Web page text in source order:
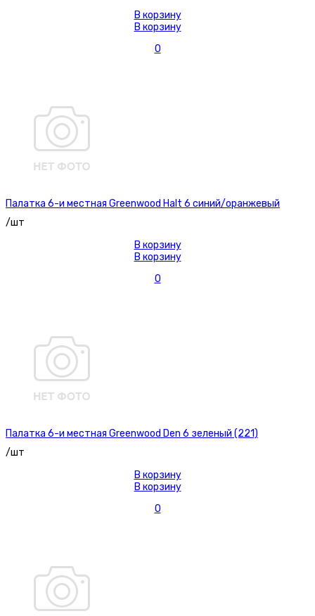
В корзину
В корзину
0
Палатка 6-и местная Greenwood Halt 6 синий/оранжевый
/шт
В корзину
В корзину
0
Палатка 6-и местная Greenwood Den 6 зеленый (221)
/шт
В корзину
В корзину
0